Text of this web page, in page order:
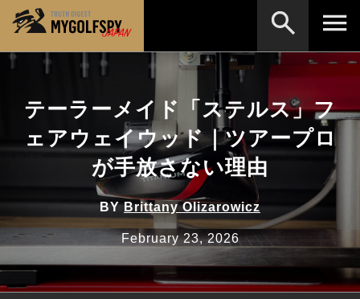
テーラーメイド「ステルス」フ
ェアウェイウッド｜ツアープロ
が手放さない理由
BYBrittany Olizarowicz
February 23, 2026
NEW RELEASES 新製品情報
HOW TO ゴルフ上達・実践テクニック
テスト・データ検証
Golf News ゴルフニュース
DRIVERS ドライバー
※メーカー名やクラブ名など、検索したい事柄を入
力してください。
検索